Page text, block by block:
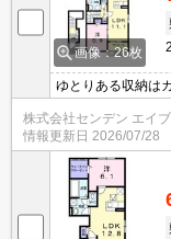
画像：26枚
ゆとりある収納は
株式会社センデン エイ
情報更新日 2026/07/28